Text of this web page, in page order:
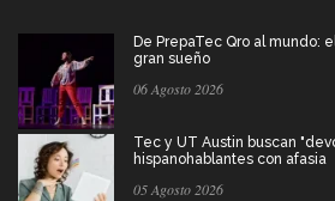
De PrepaTec Qro al mundo:
gran sueño
06 Agosto 2026
Tec y UT Austin buscan
hispanohablantes con afasia
05 Agosto 2026